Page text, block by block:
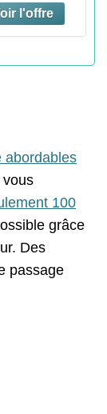
abordables
vous
100
grâce
Des
passage